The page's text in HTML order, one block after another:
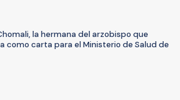
la hermana del arzobispo que
como carta para el Ministerio de Salud de